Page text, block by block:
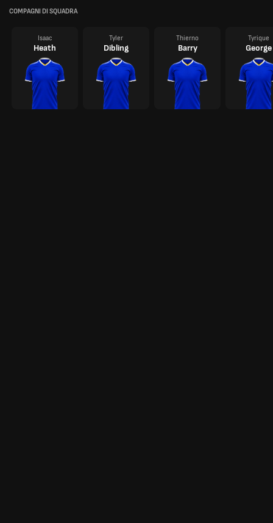
COMPAGNI DI SQUADRA
Isaac
Heath
Tyler
Dibling
Thierno
Barry
Tyrique
George